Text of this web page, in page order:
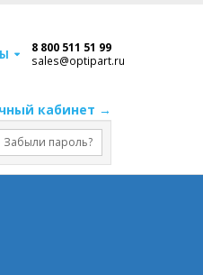
8 800 511 51 99
sales@optipart.ru
кабинет →
Забыли пароль?